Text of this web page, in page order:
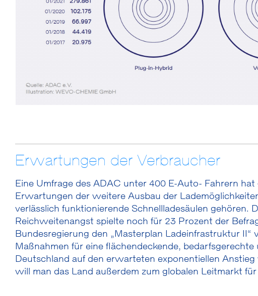
Erwartungen der Verbraucher
Eine Umfrage des ADAC unter 400 E-Auto- Fahrern
Erwartungen der weitere Ausbau der
verlässlich funktionierende Schnellladesäulen gehören.
Reichweitenangst spielte noch für 23 Prozent der
Bundesregierung den „Masterplan Ladeinfrastruktur
Maßnahmen für eine flächendeckende,
Deutschland auf den erwarteten exponentiellen
will man das Land außerdem zum globalen Leitmarkt